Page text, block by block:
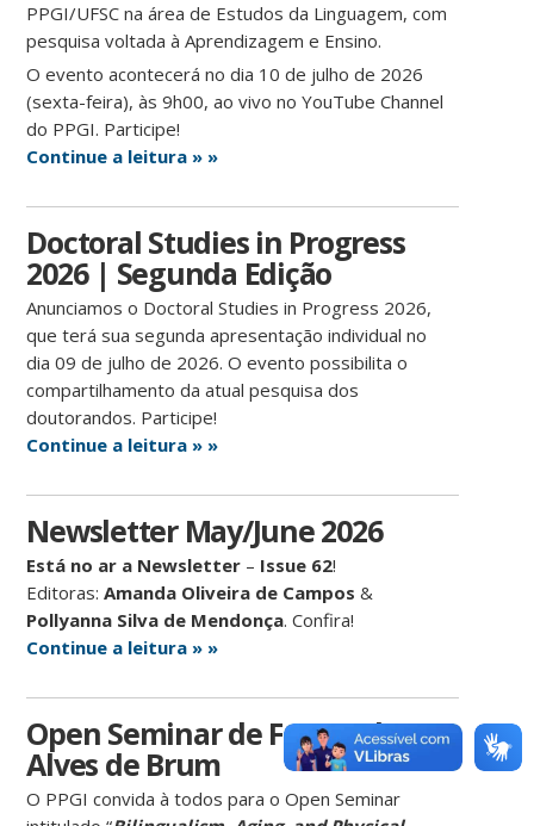
PPGI/UFSC na área de Estudos da Linguagem, com
pesquisa voltada à Aprendizagem e Ensino.
O evento acontecerá no dia 10 de julho de 2026
(sexta-feira), às 9h00, ao vivo no YouTube Channel
do PPGI. Participe!
Continue a leitura » »
Doctoral Studies in Progress
2026 | Segunda Edição
Anunciamos o Doctoral Studies in Progress 2026,
que terá sua segunda apresentação individual no
dia 09 de julho de 2026. O evento possibilita o
compartilhamento da atual pesquisa dos
doutorandos. Participe!
Continue a leitura » »
Newsletter May/June 2026
Está no ar a Newsletter – Issue 62!
Editoras:Amanda Oliveira de Campos &
Pollyanna Silva de Mendonça. Confira!
Continue a leitura » »
Open Seminar de Fernanda
Alves de Brum
O PPGI convida à todos para o Open Seminar